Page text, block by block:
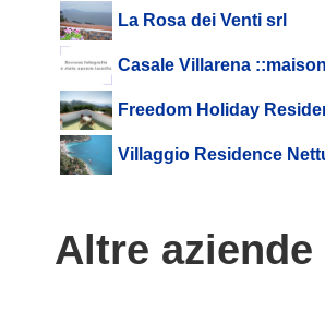
La Rosa dei Venti srl
Casale Villarena
Freedom Holiday
Villaggio Residence
Altre